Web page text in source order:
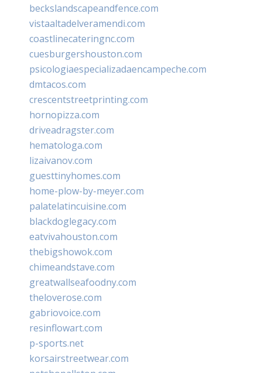
beckslandscapeandfence.com
vistaaltadelveramendi.com
coastlinecateringnc.com
cuesburgershouston.com
psicologiaespecializadaencampeche.com
dmtacos.com
crescentstreetprinting.com
hornopizza.com
driveadragster.com
hematologa.com
lizaivanov.com
guesttinyhomes.com
home-plow-by-meyer.com
palatelatincuisine.com
blackdoglegacy.com
eatvivahouston.com
thebigshowok.com
chimeandstave.com
greatwallseafoodny.com
theloverose.com
gabriovoice.com
resinflowart.com
p-sports.net
korsairstreetwear.com